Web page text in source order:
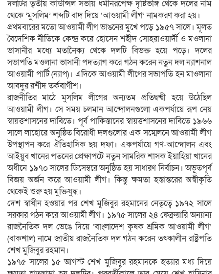
দলটির তৃতীয় কাউন্সিল সভায় ধর্মনিরপেক্ষ দৃষ্টিভঙ্গি থেকে দলের নাম
থেকে ‘মুসলিম’ শব্দটি বাদ দিয়ে ‘আওয়ামী লীগ’ নামকরণ করা হয়।
প্রথমবারের মতো আওয়ামী লীগ ভাঙনের মুখে পড়ে ১৯৫৭ সালে। মূলত
বৈদেশিক নীতিকে কেন্দ্র করে হোসেন শহীদ সোহরাওয়ার্দী ও মওলানা
ভাসানীর মধ্যে মতানৈক্য থেকে দলটি বিভক্ত হয়ে পড়ে। দলের
সভাপতি মওলানা ভাসানী পদত্যাগ করে গঠন করেন নতুন দল ন্যাশনাল
আওয়ামী পার্টি (ন্যাপ)। এদিকে আওয়ামী লীগের সভাপতি হন মাওলানা
আবদুর রশীদ তর্কবাগীশ।
রাজনীতির মাঠে মুসলিম লীগের অন্যতম প্রতিদ্বন্দ্বী হয়ে উঠেছিল
আওয়ামী লীগ। সে সময় চলমান আন্দোলনগুলো একপর্যায়ে রূপ নেয়
স্বায়ত্তশাসনের দাবিতে। পূর্ব পাকিস্তানের স্বায়ত্তশাসনের দাবিতে ১৯৬৬
সালে লাহোরে অনুষ্ঠিত বিরোধী দলগুলোর এক সম্মেলনে আওয়ামী লীগ
উপস্থাপন করে ঐতিহাসিক ছয় দফা। একপর্যায়ে গণ-আন্দোলন এবং
আইয়ুব খানের পতনের প্রেক্ষাপটে নতুন সামরিক শাসক ইয়াহিয়া খানের
অধীনে ১৯৭০ সালের ডিসেম্বরে অনুষ্ঠিত হয় সাধারণ নির্বাচন। অভূতপূর্ব
বিজয় অর্জন করে আওয়ামী লীগ। কিন্তু ক্ষমতা হস্তান্তরের অস্বীকৃতি
থেকেই শুরু হয় মুক্তিযুদ্ধ।
দেশ স্বাধীন হওয়ার পর শেখ মুজিবুর রহমানের নেতৃত্বে ১৯৭২ সালে
সরকার গঠন করে আওয়ামী লীগ। ১৯৭৫ সালের ২৪ ফেব্রুয়ারি অন্যান্য
রাজনৈতিক দল ভেঙে দিয়ে ‘বাংলাদেশ কৃষক শ্রমিক আওয়ামী লীগ’
(বাকশাল) নামে জাতীয় রাজনৈতিক দল গঠন করেন তৎকালীন রাষ্ট্রপতি
শেখ মুজিবুর রহমান।
১৯৭৫ সালের ১৫ আগস্ট শেখ মুজিবুর রহমানকে হত্যার মধ্য দিয়ে